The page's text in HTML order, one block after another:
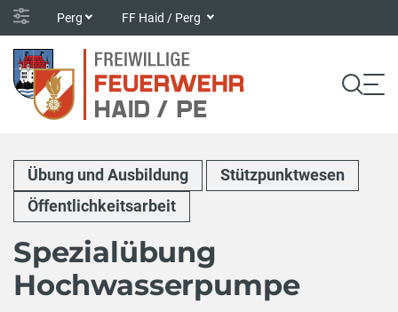
Perg FF Haid / Perg
Übung und Ausbildung
Stützpunktwesen
Öffentlichkeitsarbeit
Spezialübung
Hochwasserpumpe